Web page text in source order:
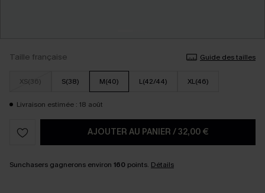
Taille française Guide des tailles
XS(36) S(38) M(40) L(42/44) XL(46)
Livraison estimée : 18 août
AJOUTER AU PANIER /32,00 €
Sunchasers gagnerons environ 160 points. Détails